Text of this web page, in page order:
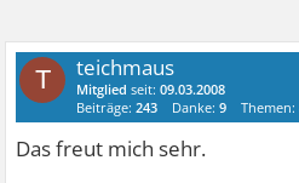
T teichmaus
Mitglied seit:09.03.2008
Beiträge:243 Danke:9 Themen:
Das freut mich sehr.